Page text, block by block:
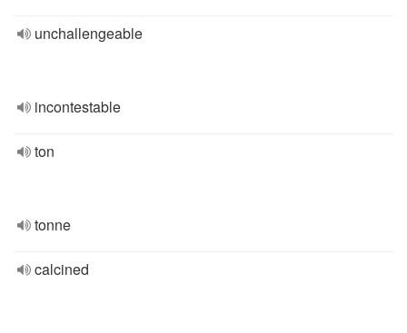
unchallengeable
incontestable
ton
tonne
calcined